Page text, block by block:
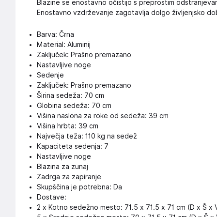
Blazine se enostavno očistijo s preprostim
Enostavno vzdrževanje zagotavlja dolgo življenjsko
Barva: Črna
Material: Aluminij
Zaključek: Prašno premazano
Nastavljive noge
Sedenje
Zaključek: Prašno premazano
Širina sedeža: 70 cm
Globina sedeža: 70 cm
Višina naslona za roke od sedeža: 39 cm
Višina hrbta: 39 cm
Največja teža: 110 kg na sedež
Kapaciteta sedenja: 7
Nastavljive noge
Blazina za zunaj
Zadrga za zapiranje
Skupščina je potrebna: Da
Dostave:
2 x Kotno sedežno mesto: 71.5 x 71.5 x 71 cm (D x Š x